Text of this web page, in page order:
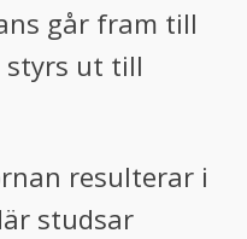
går fram till
styrs ut till
resulterar i
studsar